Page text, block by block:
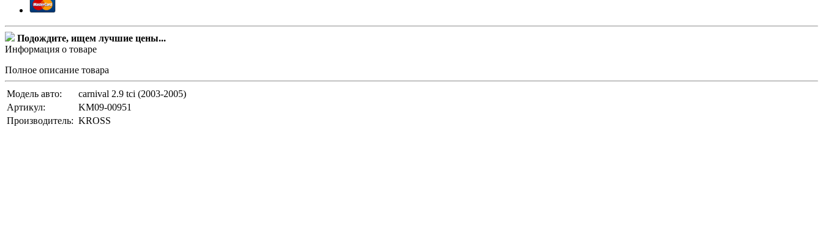
Подождите, ищем лучшие цены...
Информация о товаре
Полное описание товара
Модель авто:
carnival 2.9 tci (2003-2005)
Артикул:
KM09-00951
Производитель: KROSS